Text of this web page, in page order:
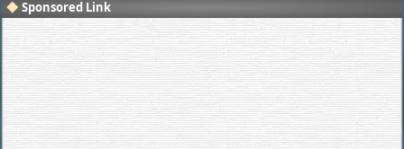
Sponsored Link